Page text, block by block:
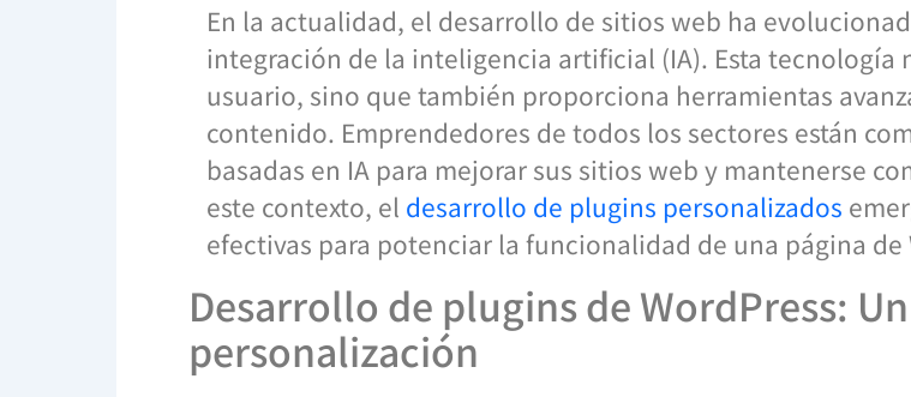
En la actualidad, el desarrollo de sitios web ha
integración de la inteligencia artificial (IA). Esta tecnología
usuario, sino que también proporciona herramientas
contenido. Emprendedores de todos los sectores están
basadas en IA para mejorar sus sitios web y mantenerse
este contexto, el desarrollo de plugins personalizados
efectivas para potenciar la funcionalidad de una página de
Desarrollo de plugins de WordPress:
personalización